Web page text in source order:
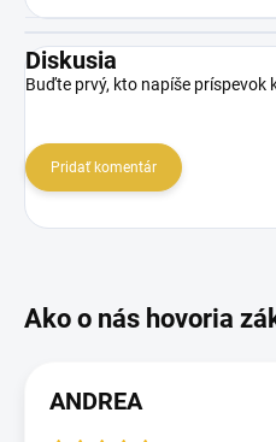
Diskusia
Buďte prvý, kto napíše príspevok
Pridať komentár
ANDREA